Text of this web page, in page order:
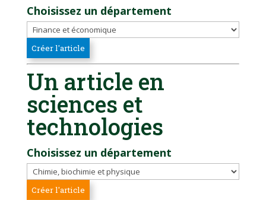
Choisissez un département
Un article en
sciences et
technologies
Choisissez un département